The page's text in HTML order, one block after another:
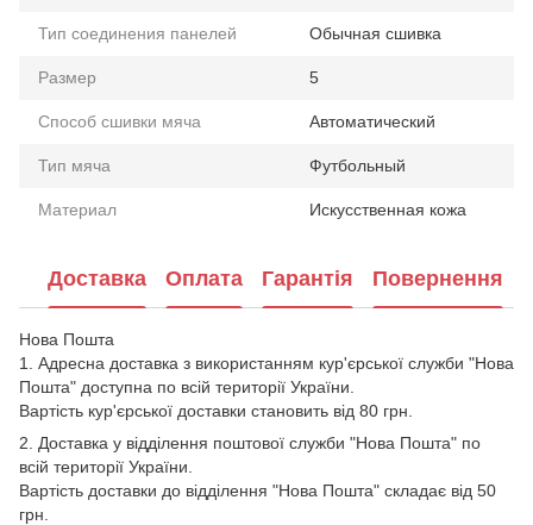
Тип соединения панелей Обычная сшивка
Размер 5
Способ сшивки мяча Автоматический
Тип мяча Футбольный
Материал Искусственная кожа
Доставка Оплата Гарантія Повернення
Нова Пошта
1. Адресна доставка з використанням кур'єрської служби "Нова
Пошта" доступна по всій території України.
Вартість кур'єрської доставки становить від 80 грн.
2. Доставка у відділення поштової служби "Нова Пошта" по
всій території України.
Вартість доставки до відділення "Нова Пошта" складає від 50
грн.